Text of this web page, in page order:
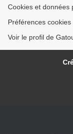
Cookies et données
Préférences cookies
Voir le profil de